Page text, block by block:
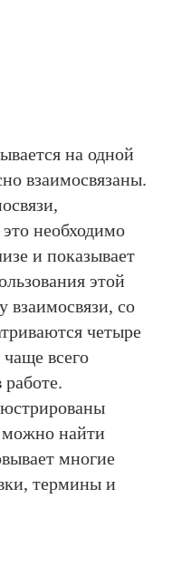
на одной
взаимосвязаны.
необходимо
и показывает
этой
со
четыре
всего
найти
многие
термины и